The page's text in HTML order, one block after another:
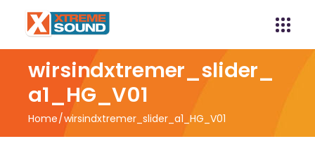
wirsindxtremer_slider_
a1_HG_V01
Home wirsindxtremer_slider_a1_HG_V01